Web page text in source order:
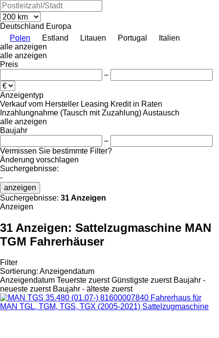
Deutschland Europa
Polen
Estland Litauen Portugal
Italien
alle anzeigen
alle anzeigen
Preis
–
Anzeigentyp
Verkauf vom Hersteller Leasing Kredit in Raten
Inzahlungnahme (Tausch mit Zuzahlung)Austausch
alle anzeigen
Baujahr
–
Vermissen Sie bestimmte Filter?
Änderung vorschlagen
Suchergebnisse:
-
anzeigen
Suchergebnisse: 31 Anzeigen
Anzeigen
31 Anzeigen: Sattelzugmaschine MAN
TGM Fahrerhäuser
Filter
Sortierung: Anzeigendatum
Anzeigendatum Teuerste zuerst Günstigste zuerst Baujahr -
neueste zuerst Baujahr - älteste zuerst